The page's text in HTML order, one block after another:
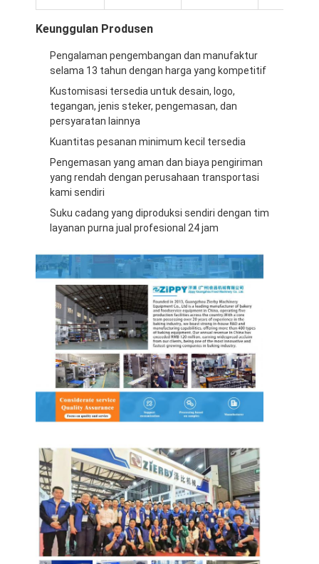
Produk
Tentang Kami
Tur Pabrik
Kontrol Kualitas
Hubungi Kami
Kasus
Garis Produksi Pakan
Pengaduk tepung
Keunggulan Produsen
Pengalaman pengembangan dan manufaktur
selama 13 tahun dengan harga yang kompetitif
Kustomisasi tersedia untuk desain, logo,
tegangan, jenis steker, pengemasan, dan
persyaratan lainnya
Kuantitas pesanan minimum kecil tersedia
Pengemasan yang aman dan biaya pengiriman
yang rendah dengan perusahaan transportasi
kami sendiri
Suku cadang yang diproduksi sendiri dengan tim
layanan purna jual profesional 24 jam